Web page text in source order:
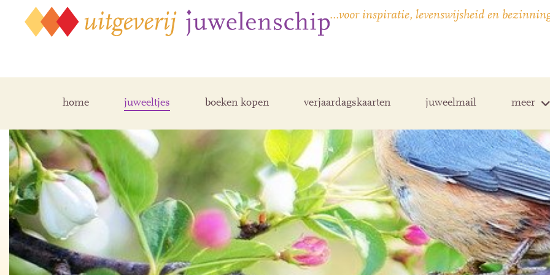
…voor inspiratie, levenswijsheid en
home juweeltjes boeken kopen verjaardagskaarten juweelmail meer